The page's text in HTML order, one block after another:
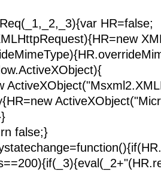
HR=false;
false;}